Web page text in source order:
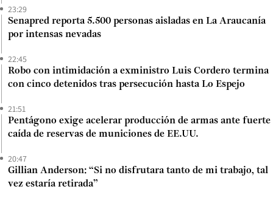
23:29
Senapred reporta 5.500 personas aisladas en La Araucanía
por intensas nevadas
22:45
Robo con intimidación a exministro Luis Cordero termina
con cinco detenidos tras persecución hasta Lo Espejo
21:51
Pentágono exige acelerar producción de armas ante fuerte
caída de reservas de municiones de EE.UU.
20:47
Gillian Anderson: “Si no disfrutara tanto de mi trabajo, tal
vez estaría retirada”